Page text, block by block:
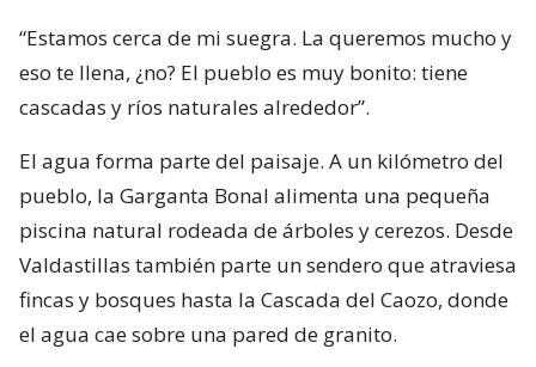
“Estamos cerca de mi suegra. La queremos mucho y
eso te llena, ¿no? El pueblo es muy bonito: tiene
cascadas y ríos naturales alrededor”.
El agua forma parte del paisaje. A un kilómetro del
pueblo, la Garganta Bonal alimenta una pequeña
piscina natural rodeada de árboles y cerezos. Desde
Valdastillas también parte un sendero que atraviesa
fincas y bosques hasta la Cascada del Caozo, donde
el agua cae sobre una pared de granito.